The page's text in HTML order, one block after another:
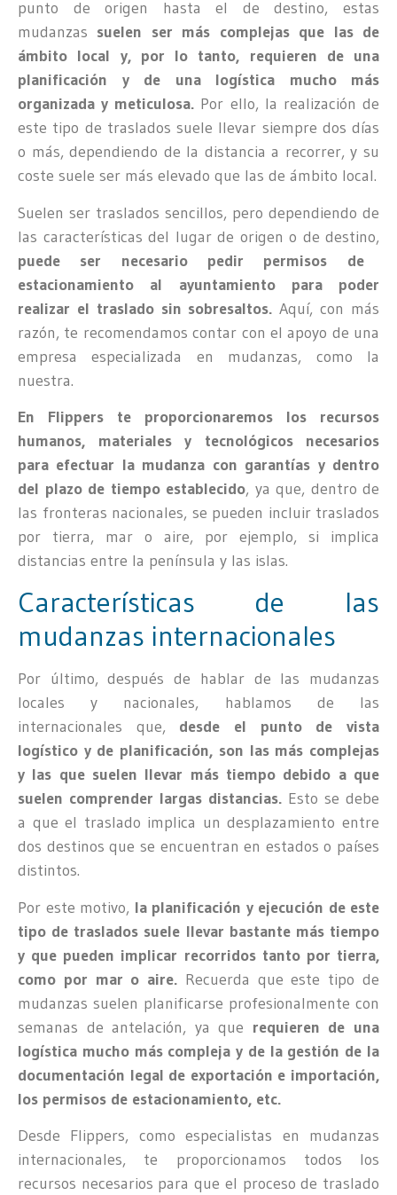
punto de origen hasta el de destino, estas
mudanzas suelen ser más complejas que las de
ámbito local y, por lo tanto, requieren de una
planificación y de una logística mucho más
organizada y meticulosa. Por ello, la realización de
este tipo de traslados suele llevar siempre dos días
o más, dependiendo de la distancia a recorrer, y su
coste suele ser más elevado que las de ámbito local.
Suelen ser traslados sencillos, pero dependiendo de
las características del lugar de origen o de destino,
puede ser necesario pedir permisos de
estacionamiento al ayuntamiento para poder
realizar el traslado sin sobresaltos. Aquí, con más
razón, te recomendamos contar con el apoyo de una
empresa especializada en mudanzas, como la
nuestra.
En Flippers te proporcionaremos los recursos
humanos, materiales y tecnológicos necesarios
para efectuar la mudanza con garantías y dentro
del plazo de tiempo establecido, ya que, dentro de
las fronteras nacionales, se pueden incluir traslados
por tierra, mar o aire, por ejemplo, si implica
distancias entre la península y las islas.
Características de las
mudanzas internacionales
Por último, después de hablar de las mudanzas
locales y nacionales, hablamos de las
internacionales que, desde el punto de vista
logístico y de planificación, son las más complejas
y las que suelen llevar más tiempo debido a que
suelen comprender largas distancias. Esto se debe
a que el traslado implica un desplazamiento entre
dos destinos que se encuentran en estados o países
distintos.
Por este motivo, la planificación y ejecución de este
tipo de traslados suele llevar bastante más tiempo
y que pueden implicar recorridos tanto por tierra,
como por mar o aire. Recuerda que este tipo de
mudanzas suelen planificarse profesionalmente con
semanas de antelación, ya que requieren de una
logística mucho más compleja y de la gestión de la
documentación legal de exportación e importación,
los permisos de estacionamiento, etc.
Desde Flippers, como especialistas en mudanzas
internacionales, te proporcionamos todos los
recursos necesarios para que el proceso de traslado